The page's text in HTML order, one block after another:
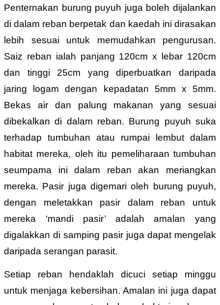
Penternakan burung puyuh juga boleh dijalankan
di dalam reban berpetak dan kaedah ini dirasakan
lebih sesuai untuk memudahkan pengurusan.
Saiz reban ialah panjang 120cm x lebar 120cm
dan tinggi 25cm yang diperbuatkan daripada
jaring logam dengan kepadatan 5mm x 5mm.
Bekas air dan palung makanan yang sesuai
dibekalkan di dalam reban. Burung puyuh suka
terhadap tumbuhan atau rumpai lembut dalam
habitat mereka, oleh itu pemeliharaan tumbuhan
seumpama ini dalam reban akan meriangkan
mereka. Pasir juga digemari oleh burung puyuh,
dengan meletakkan pasir dalam reban untuk
mereka ‘mandi pasir’ adalah amalan yang
digalakkan di samping pasir juga dapat mengelak
daripada serangan parasit.
Setiap reban hendaklah dicuci setiap minggu
untuk menjaga kebersihan. Amalan ini juga dapat